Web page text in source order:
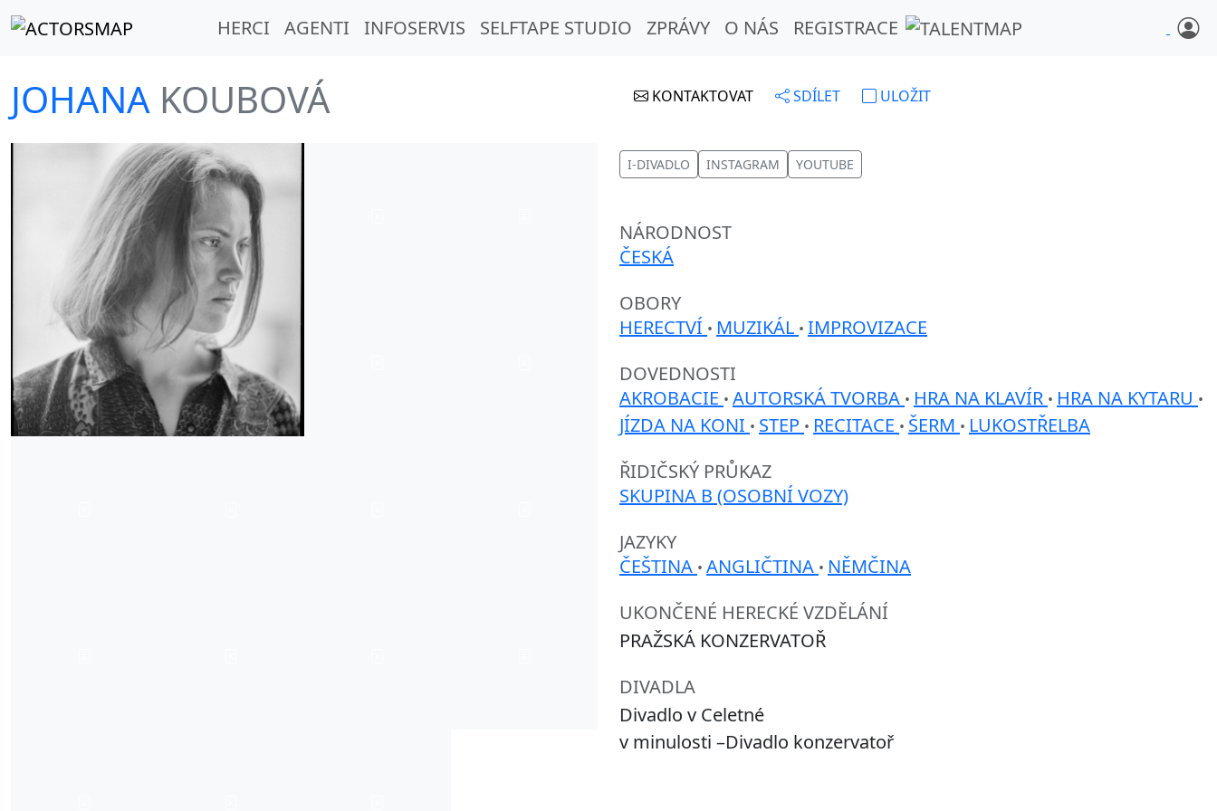
HERCI AGENTI INFOSERVIS SELFTAPE STUDIO ZPRÁVY O NÁS REGISTRACE
JOHANA KOUBOVÁ KONTAKTOVAT SDÍLET ULOŽIT
I-DIVADLO INSTAGRAM YOUTUBE
NÁRODNOST
ČESKÁ
OBORY
HERECTVÍ • MUZIKÁL • IMPROVIZACE
DOVEDNOSTI
AKROBACIE • AUTORSKÁ TVORBA • HRA NA KLAVÍR • HRA NA KYTARU •
JÍZDA NA KONI • STEP • RECITACE • ŠERM • LUKOSTŘELBA
ŘIDIČSKÝ PRŮKAZ
SKUPINA B (OSOBNÍ VOZY)
JAZYKY
ČEŠTINA • ANGLIČTINA • NĚMČINA
UKONČENÉ HERECKÉ VZDĚLÁNÍ
PRAŽSKÁ KONZERVATOŘ
DIVADLA
Divadlo v Celetné
v minulosti –Divadlo konzervatoř